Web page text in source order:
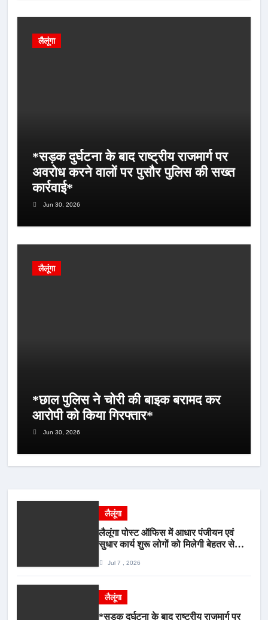
लैलूंगा
*सड़क दुर्घटना के बाद राष्ट्रीय राजमार्ग पर
अवरोध करने वालों पर पुसौर पुलिस की सख्त
कार्रवाई*
Jun 30, 2026
लैलूंगा
*छाल पुलिस ने चोरी की बाइक बरामद कर
आरोपी को किया गिरफ्तार*
Jun 30, 2026
लैलूंगा
लैलूंगा पोस्ट ऑफिस में आधार पंजीयन एवं
सुधार कार्य शुरू लोगों को मिलेगी बेहतर सेवा,
Jul 7 , 2026
लैलूंगा
*सड़क दुर्घटना के बाद राष्ट्रीय राजमार्ग पर